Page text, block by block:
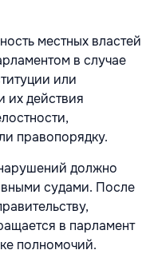
местных властей
в случае
или
их действия
правопорядку.
должно
судами. После
в парламент
полномочий.